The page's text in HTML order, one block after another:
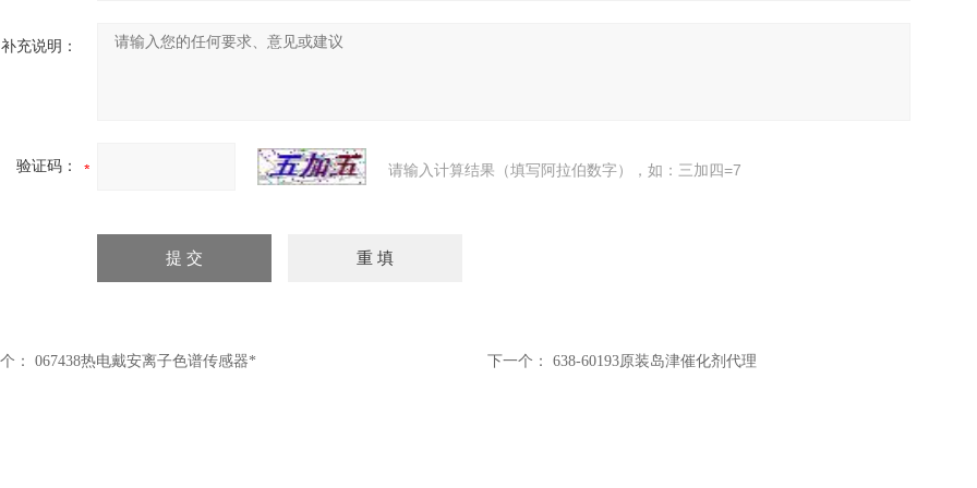
补充说明：
验证码： 请输入计算结果（填写阿拉伯数字），如：三加四=7
： 067438热电戴安离子色谱传感器* 下一个： 638-60193原装岛津催化剂代理